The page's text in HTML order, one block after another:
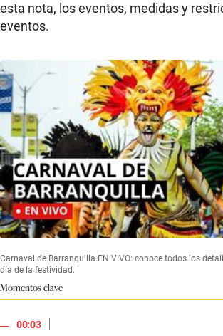
esta nota, los eventos, medidas y
eventos.
Carnaval de Barranquilla EN VIVO: conoce todos los
día de la festividad.
Momentos clave
00:03
|